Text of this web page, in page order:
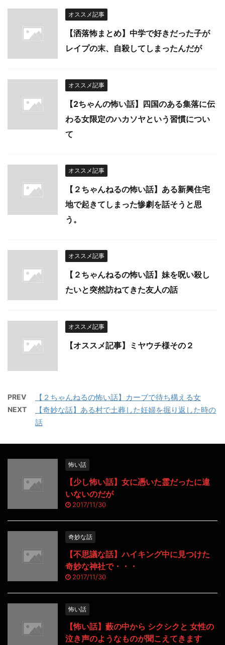
オススメ記事
【洒落怖まとめ】中学で好きだった子が
レイプの末、自殺してしまったんだが
オススメ記事
【2ちゃんの怖い話】四国のある集落に伝
わる女限定のハカソヤという習慣につい
て
オススメ記事
【２ちゃんねるの怖い話】ある新興住宅
地で起きてしまった惨劇を話そうと思
う。
オススメ記事
【２ちゃんねるの怖い話】妹を呪い殺し
たいと突然訪ねてきた友人の話
オススメ記事
【オススメ記事】ミヤウチ様その２
PREV 【２ちゃんねるの怖い話】カーブで待ち構える女
NEXT
【奇妙な話】ある村で土葬した妊婦を掘り返した時の
話
怖い話
【少し怖い話】女に憑いた霊だったに違
いないのだが
2017/11/30
奇妙な話
【不思議な話】ハイキング中に見つけた
奇妙な神社で・・・
2017/11/30
怖い話
【怖い話】藪の中から シクシクと 女性の
泣き声のようなものが聞こえてきます